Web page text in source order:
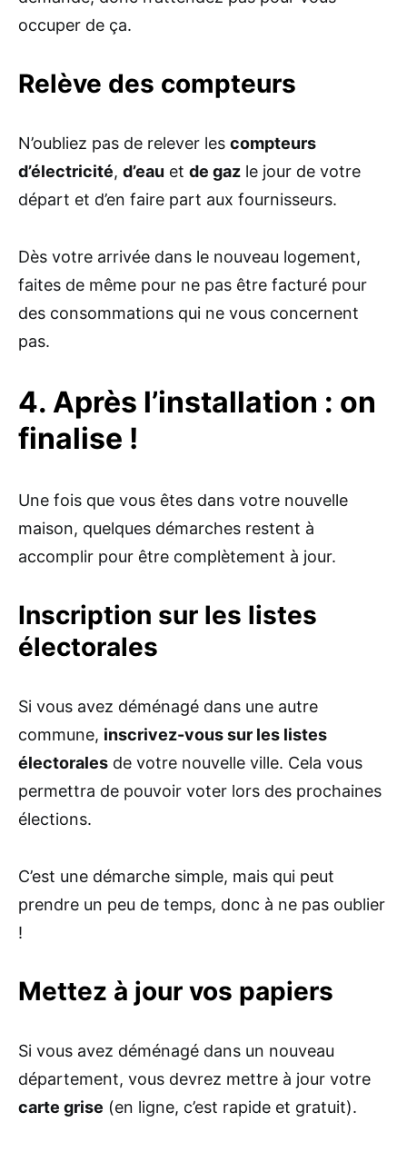
occuper de ça.
Relève des compteurs
N’oubliez pas de relever les compteurs
d’électricité, d’eau et de gaz le jour de votre
départ et d’en faire part aux fournisseurs.
Dès votre arrivée dans le nouveau logement,
faites de même pour ne pas être facturé pour
des consommations qui ne vous concernent
pas.
4. Après l’installation : on
finalise !
Une fois que vous êtes dans votre nouvelle
maison, quelques démarches restent à
accomplir pour être complètement à jour.
Inscription sur les listes
électorales
Si vous avez déménagé dans une autre
commune, inscrivez-vous sur les listes
électorales de votre nouvelle ville. Cela vous
permettra de pouvoir voter lors des prochaines
élections.
C’est une démarche simple, mais qui peut
prendre un peu de temps, donc à ne pas oublier
!
Mettez à jour vos papiers
Si vous avez déménagé dans un nouveau
département, vous devrez mettre à jour votre
carte grise (en ligne, c’est rapide et gratuit).